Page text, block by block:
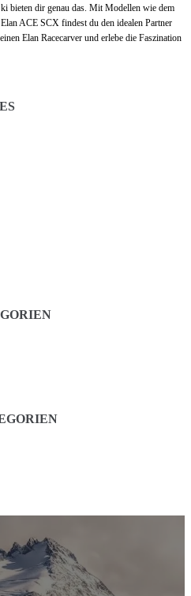
bieten dir genau das. Mit Modellen wie dem
ACE SCX findest du den idealen Partner
Elan Racecarver und erlebe die Faszination